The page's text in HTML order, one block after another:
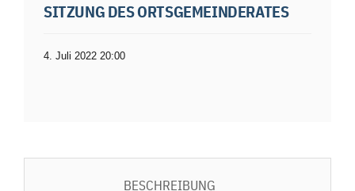
SITZUNG DES ORTSGEMEINDERATES
4. Juli 2022 20:00
BESCHREIBUNG